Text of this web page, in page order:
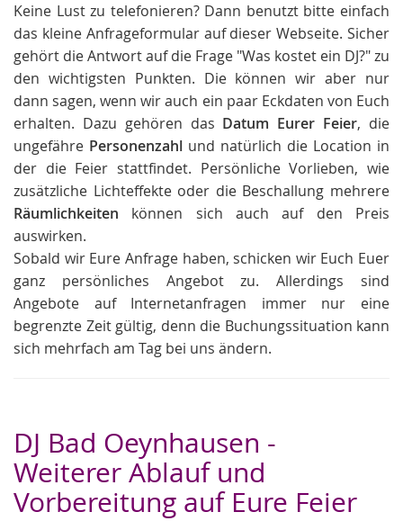
Keine Lust zu telefonieren? Dann benutzt bitte einfach
das kleine Anfrageformular auf dieser Webseite. Sicher
gehört die Antwort auf die Frage "Was kostet ein DJ?" zu
den wichtigsten Punkten. Die können wir aber nur
dann sagen, wenn wir auch ein paar Eckdaten von Euch
erhalten. Dazu gehören das Datum Eurer Feier, die
ungefähre Personenzahl und natürlich die Location in
der die Feier stattfindet. Persönliche Vorlieben, wie
zusätzliche Lichteffekte oder die Beschallung mehrere
Räumlichkeiten können sich auch auf den Preis
auswirken.
Sobald wir Eure Anfrage haben, schicken wir Euch Euer
ganz persönliches Angebot zu. Allerdings sind
Angebote auf Internetanfragen immer nur eine
begrenzte Zeit gültig, denn die Buchungssituation kann
sich mehrfach am Tag bei uns ändern.
DJ Bad Oeynhausen -
Weiterer Ablauf und
Vorbereitung auf Eure Feier